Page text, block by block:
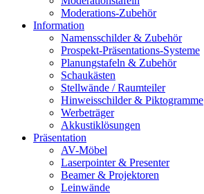
Moderations-Zubehör
Information
Namensschilder & Zubehör
Prospekt-Präsentations-Systeme
Planungstafeln & Zubehör
Schaukästen
Stellwände / Raumteiler
Hinweisschilder & Piktogramme
Werbeträger
Akkustiklösungen
Präsentation
AV-Möbel
Laserpointer & Presenter
Beamer & Projektoren
Leinwände